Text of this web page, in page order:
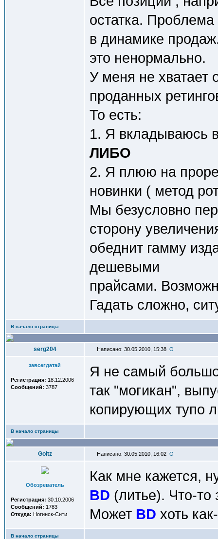
остатка. Проблема
в динамике
это ненормально.
У меня не хватает
проданных
То есть:
1. Я вкладываюсь
ЛИБО
2. Я плюю на
новинки ( метод
Мы безусловно
сторону
обеднит гамму
дешевыми
прайсами.
Гадать сложно,
В начало страницы
serg204 Написано: 30.05.2010, 15:38
завсегдатай
Регистрация: 18.12.2006
Сообщений: 3787
Я не самый
так "могикан",
копирующих тупо
В начало страницы
Goltz Написано: 30.05.2010, 16:02
Обозреватель
Регистрация: 30.10.2006
Сообщений: 1783
Откуда: Ногинск-Сити
Как мне кажется,
BD (литье). Что-то
Может BD хоть
В начало страницы